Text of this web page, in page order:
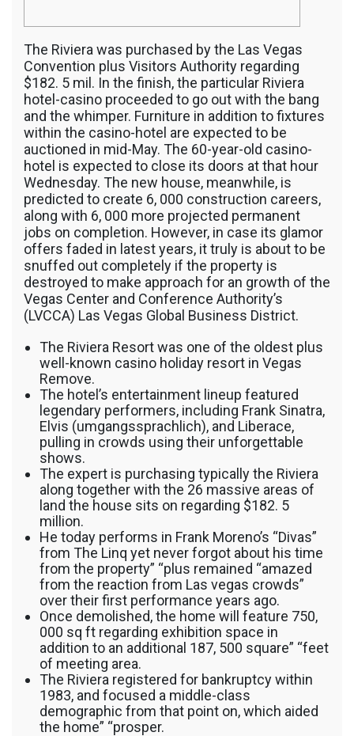
The Riviera was purchased by the Las Vegas
Convention plus Visitors Authority regarding
$182. 5 mil. In the finish, the particular Riviera
hotel-casino proceeded to go out with the bang
and the whimper. Furniture in addition to fixtures
within the casino-hotel are expected to be
auctioned in mid-May. The 60-year-old casino-
hotel is expected to close its doors at that hour
Wednesday. The new house, meanwhile, is
predicted to create 6, 000 construction careers,
along with 6, 000 more projected permanent
jobs on completion. However, in case its glamor
offers faded in latest years, it truly is about to be
snuffed out completely if the property is
destroyed to make approach for an growth of the
Vegas Center and Conference Authority’s
(LVCCA) Las Vegas Global Business District.
The Riviera Resort was one of the oldest plus
well-known casino holiday resort in Vegas
Remove.
The hotel’s entertainment lineup featured
legendary performers, including Frank Sinatra,
Elvis (umgangssprachlich), and Liberace,
pulling in crowds using their unforgettable
shows.
The expert is purchasing typically the Riviera
along together with the 26 massive areas of
land the house sits on regarding $182. 5
million.
He today performs in Frank Moreno’s “Divas”
from The Linq yet never forgot about his time
from the property” “plus remained “amazed
from the reaction from Las vegas crowds”
over their first performance years ago.
Once demolished, the home will feature 750,
000 sq ft regarding exhibition space in
addition to an additional 187, 500 square” “feet
of meeting area.
The Riviera registered for bankruptcy within
1983, and focused a middle-class
demographic from that point on, which aided
the home” “prosper.